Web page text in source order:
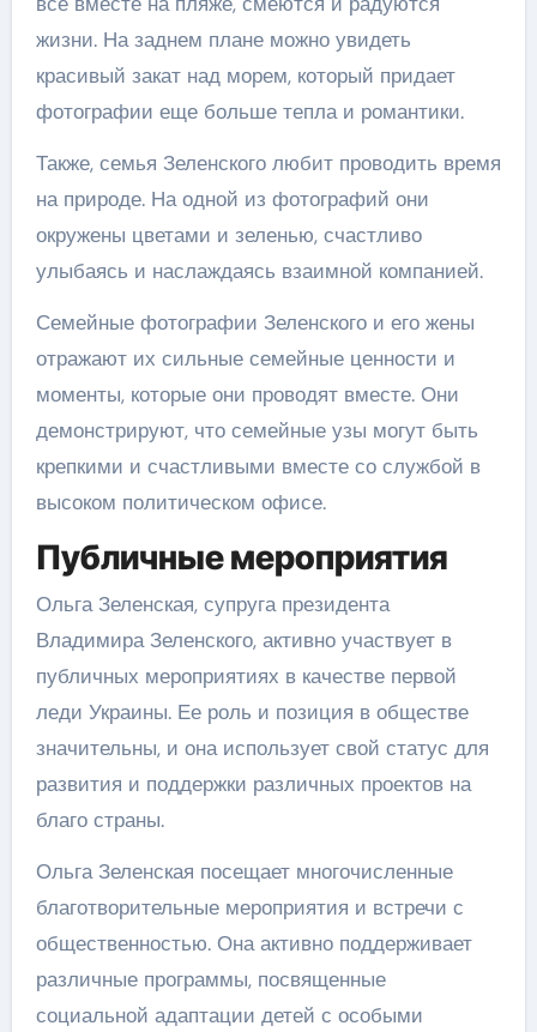
жизни. На заднем плане можно увидеть
красивый закат над морем, который придает
фотографии еще больше тепла и романтики.
Также, семья Зеленского любит проводить время
на природе. На одной из фотографий они
окружены цветами и зеленью, счастливо
улыбаясь и наслаждаясь взаимной компанией.
Семейные фотографии Зеленского и его жены
отражают их сильные семейные ценности и
моменты, которые они проводят вместе. Они
демонстрируют, что семейные узы могут быть
крепкими и счастливыми вместе со службой в
высоком политическом офисе.
Публичные мероприятия
Ольга Зеленская, супруга президента
Владимира Зеленского, активно участвует в
публичных мероприятиях в качестве первой
леди Украины. Ее роль и позиция в обществе
значительны, и она использует свой статус для
развития и поддержки различных проектов на
благо страны.
Ольга Зеленская посещает многочисленные
благотворительные мероприятия и встречи с
общественностью. Она активно поддерживает
различные программы, посвященные
социальной адаптации детей с особыми